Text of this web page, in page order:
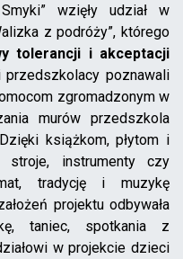
wzięły udział w
z podróży”, którego
tolerancji i akceptacji
przedszkolacy poznawali
zgromadzonym w
murów przedszkola
książkom, płytom i
stroje, instrumenty czy
tradycję i muzykę
projektu odbywała
taniec, spotkania z
w projekcie dzieci